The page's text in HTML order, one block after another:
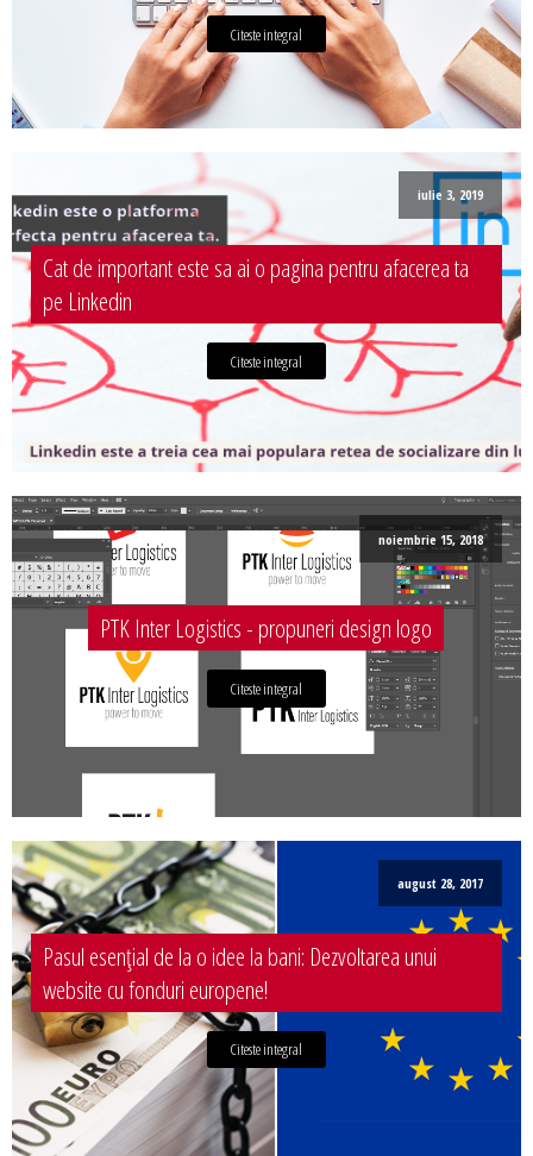
Citeste integral
iulie 3, 2019
Cat de important este sa ai o pagina pentru afacerea ta
pe Linkedin
Citeste integral
noiembrie 15, 2018
PTK Inter Logistics - propuneri design logo
Citeste integral
august 28, 2017
Pasul esențial de la o idee la bani: Dezvoltarea unui
website cu fonduri europene!
Citeste integral